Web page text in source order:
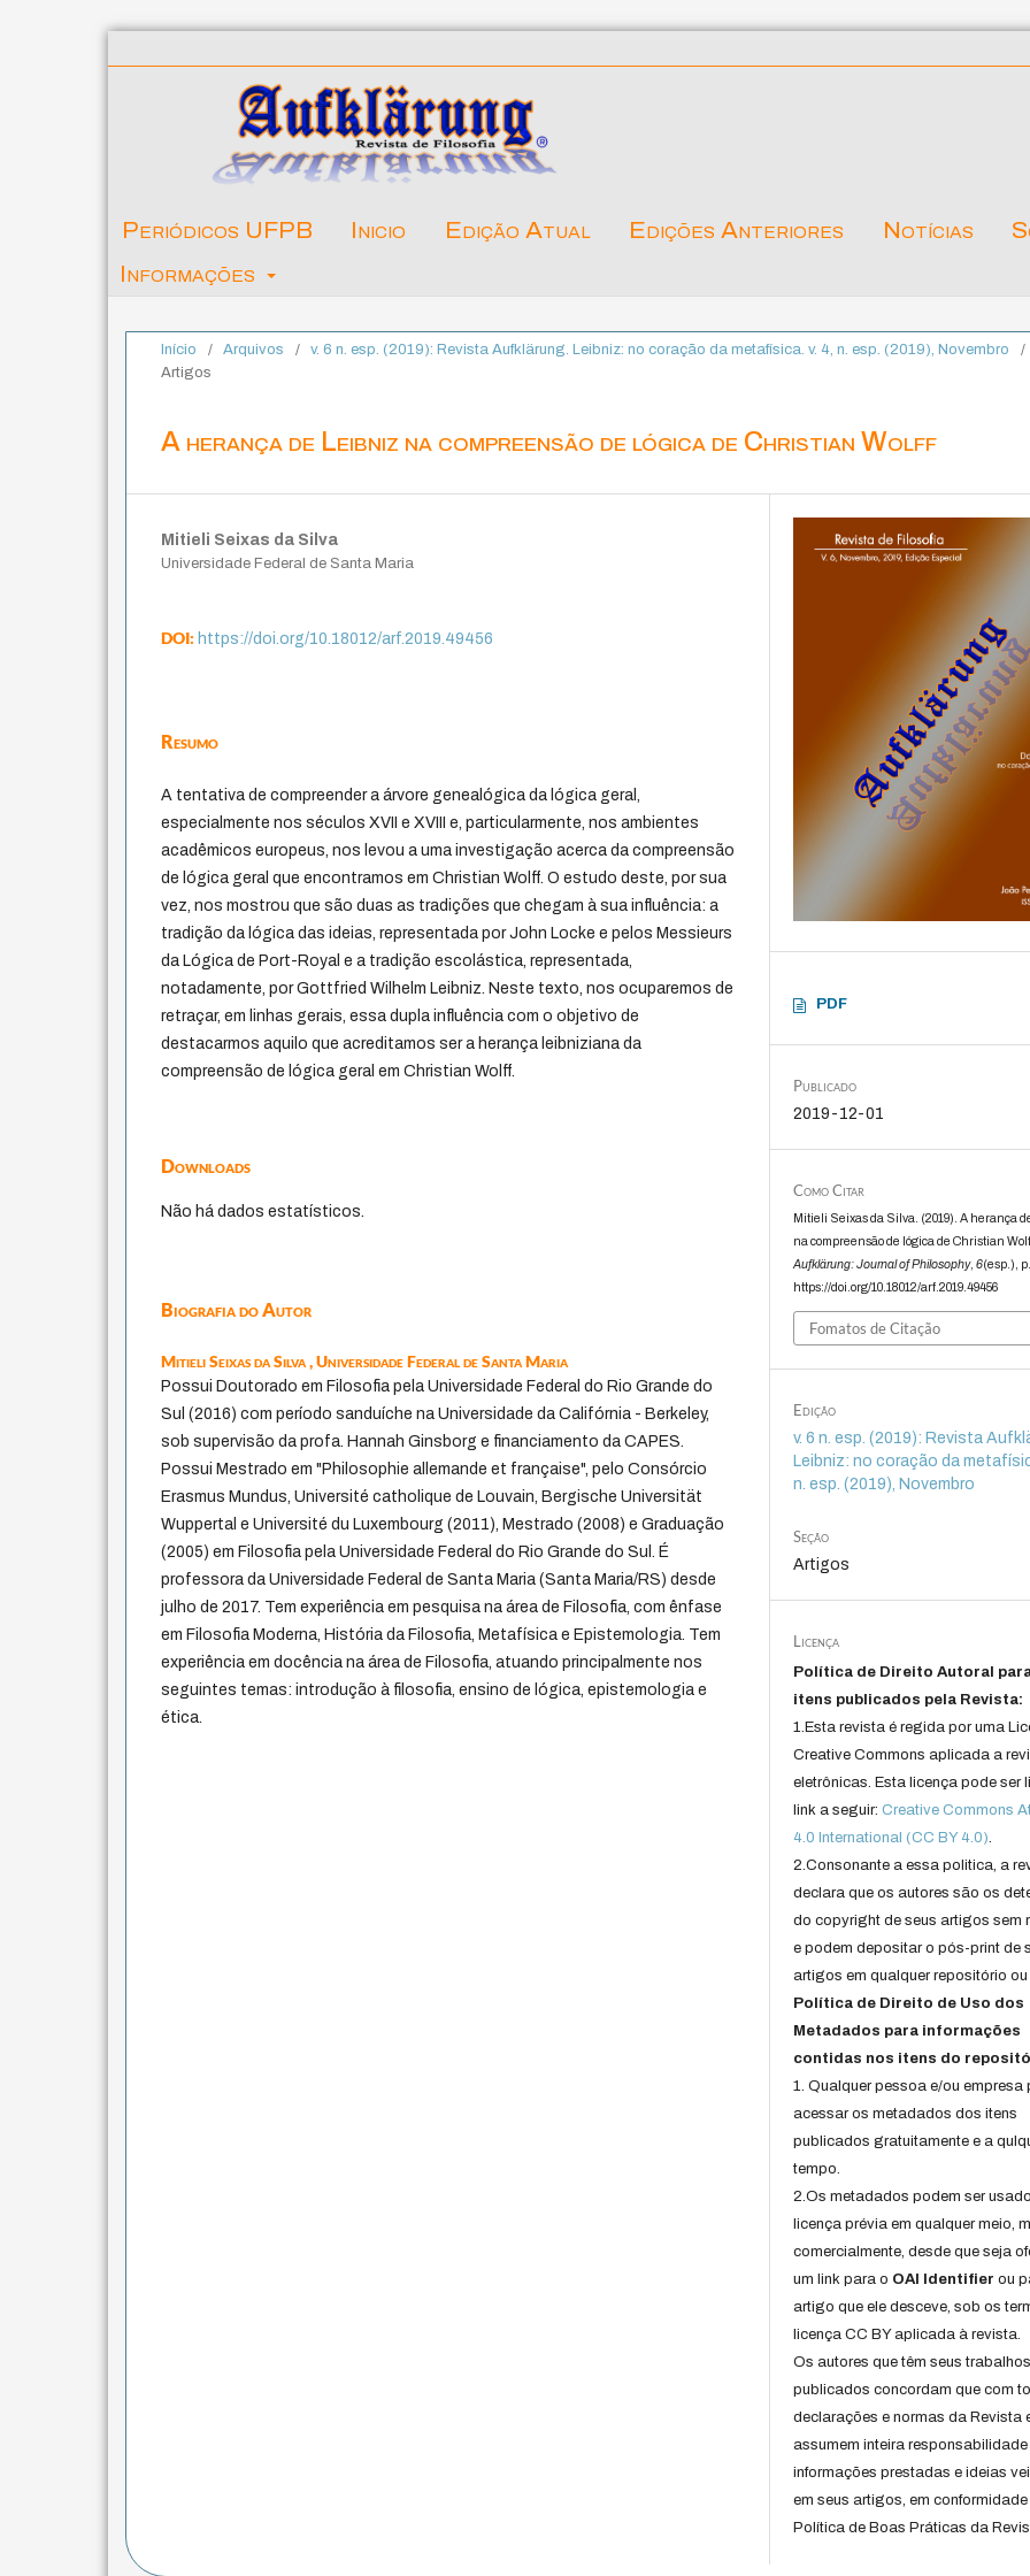
Periódicos UFPB Inicio Edição Atual Edições Anteriores Notícias
Informações
Início / Arquivos / v. 6 n. esp. (2019): Revista Aufklärung. Leibniz: no coração da metafísica. v. 4, n. esp. (2019), Novembro
/
Artigos
A herança de Leibniz na compreensão de lógica de Christian Wolff
Mitieli Seixas da Silva
Universidade Federal de Santa Maria
DOI:https://doi.org/10.18012/arf.2019.49456
Resumo
A tentativa de compreender a árvore genealógica da lógica geral,
especialmente nos séculos XVII e XVIII e, particularmente, nos ambientes
acadêmicos europeus, nos levou a uma investigação acerca da compreensão
de lógica geral que encontramos em Christian Wolff. O estudo deste, por sua
vez, nos mostrou que são duas as tradições que chegam à sua influência: a
tradição da lógica das ideias, representada por John Locke e pelos Messieurs
da Lógica de Port-Royal e a tradição escolástica, representada,
notadamente, por Gottfried Wilhelm Leibniz. Neste texto, nos ocuparemos de
retraçar, em linhas gerais, essa dupla influência com o objetivo de
destacarmos aquilo que acreditamos ser a herança leibniziana da
compreensão de lógica geral em Christian Wolff.
Downloads
Não há dados estatísticos.
Biografia do Autor
Mitieli Seixas da Silva ,Universidade Federal de Santa Maria
Possui Doutorado em Filosofia pela Universidade Federal do Rio Grande do
Sul (2016) com período sanduíche na Universidade da Califórnia - Berkeley,
sob supervisão da profa. Hannah Ginsborg e financiamento da CAPES.
Possui Mestrado em "Philosophie allemande et française", pelo Consórcio
Erasmus Mundus, Université catholique de Louvain, Bergische Universität
Wuppertal e Université du Luxembourg (2011), Mestrado (2008) e Graduação
(2005) em Filosofia pela Universidade Federal do Rio Grande do Sul. É
professora da Universidade Federal de Santa Maria (Santa Maria/RS) desde
julho de 2017. Tem experiência em pesquisa na área de Filosofia, com ênfase
em Filosofia Moderna, História da Filosofia, Metafísica e Epistemologia. Tem
experiência em docência na área de Filosofia, atuando principalmente nos
seguintes temas: introdução à filosofia, ensino de lógica, epistemologia e
ética.
PDF
Publicado
2019-12-01
Como Citar
Mitieli Seixas da Silva. (2019). A herança
na compreensão de lógica de Christian
Aufklärung: Journal of Philosophy,6(esp.),
https://doi.org/10.18012/arf.2019.49456
Fomatos de Citação
Edição
v. 6 n. esp. (2019): Revista
Leibniz: no coração da
n. esp. (2019), Novembro
Seção
Artigos
Licença
Política de Direito Autoral
itens publicados pela Revista:
1.Esta revista é regida por uma
Creative Commons aplicada a
eletrônicas. Esta licença pode ser
link a seguir:Creative Commons
4.0 International (CC BY 4.0).
2.Consonante a essa politica, a
declara que os autores são os
do copyright de seus artigos sem
e podem depositar o pós-print de
artigos em qualquer repositório ou
Política de Direito de Uso dos
Metadados para informações
contidas nos itens do
1. Qualquer pessoa e/ou empresa
acessar os metadados dos itens
publicados gratuitamente e a
tempo.
2.Os metadados podem ser
licença prévia em qualquer meio,
comercialmente, desde que seja
um link para o OAI Identifier ou
artigo que ele desceve, sob os
licença CC BY aplicada à revista.
Os autores que têm seus trabalhos
publicados concordam que com
declarações e normas da Revista
assumem inteira responsabilidade
informações prestadas e ideias
em seus artigos, em
Política de Boas Práticas da